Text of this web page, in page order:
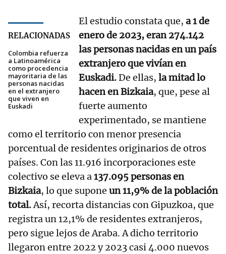
RELACIONADAS
Colombia refuerza
a Latinoamérica
como procedencia
mayoritaria de las
personas nacidas
en el extranjero
que viven en
Euskadi
El estudio constata que, a 1 de
enero de 2023, eran 274.142
las personas nacidas en un país
extranjero que vivían en
Euskadi.De ellas, la mitad lo
hacen en Bizkaia, que, pese al
fuerte aumento
experimentado, se mantiene
como el territorio con menor presencia
porcentual de residentes originarios de otros
países. Con las 11.916 incorporaciones este
colectivo se eleva a137.095 personas en
Bizkaia, lo que supone un 11,9% de la población
total.Así, recorta distancias con Gipuzkoa, que
registra un 12,1% de residentes extranjeros,
pero sigue lejos de Araba. A dicho territorio
llegaron entre 2022 y 2023 casi 4.000 nuevos